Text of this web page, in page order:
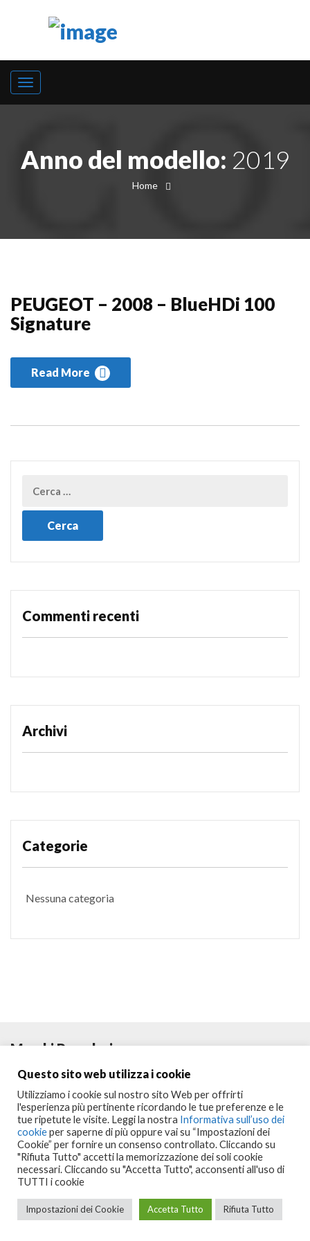
Anno del modello: 2019
Home
PEUGEOT – 2008 – BlueHDi 100
Signature
Read More
Commenti recenti
Archivi
Categorie
Nessuna categoria
Marchi Popolari
Seguici su:
Copyright © 2023Portalclub All Rights Reserved
Questo sito web utilizza i cookie
Utilizziamo i cookie sul nostro sito Web per offrirti
l'esperienza più pertinente ricordando le tue preferenze e le
tue ripetute le visite. Leggi la nostra Informativa sull’uso dei
cookieper saperne di più oppure vai su “Impostazioni dei
Cookie” per fornire un consenso controllato. Cliccando su
"Rifiuta Tutto" accetti la memorizzazione dei soli cookie
necessari. Cliccando su "Accetta Tutto", acconsenti all'uso di
TUTTI i cookie
Impostazioni dei Cookie Accetta Tutto Rifiuta Tutto